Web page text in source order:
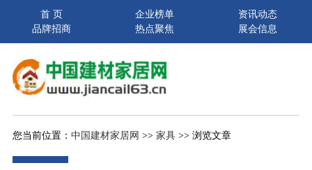
首 页 企业榜单
资讯动态
品牌招商
热点聚焦 展会信息
您当前位置： 中国建材家居网 >> 家具>> 浏览文章